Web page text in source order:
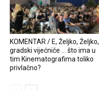
KOMENTAR / E, Željko, Željko,
gradski vijećniče … što ima u
tim Kinematografima toliko
privlačno?